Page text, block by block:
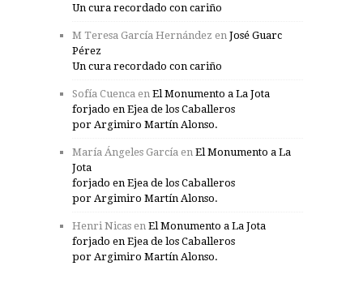
Un cura recordado con cariño
M Teresa García Hernández en José Guarc
Pérez
Un cura recordado con cariño
Sofía Cuenca en El Monumento a La Jota
forjado en Ejea de los Caballeros
por Argimiro Martín Alonso.
María Ángeles García en El Monumento a La
Jota
forjado en Ejea de los Caballeros
por Argimiro Martín Alonso.
Henri Nicas en El Monumento a La Jota
forjado en Ejea de los Caballeros
por Argimiro Martín Alonso.